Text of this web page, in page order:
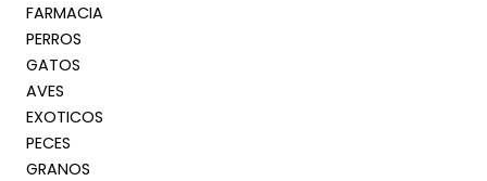
FARMACIA
PERROS
GATOS
AVES
EXOTICOS
PECES
GRANOS